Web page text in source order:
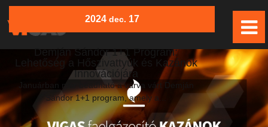
2024 dec. 17
Demján Sándor 1+1 Program:
Lehetőség a Hőszivattyúk és Kazánok
Innovációjára
Januárban már beadható a várva várt Demján
Sándor 1+1 program, amely a...